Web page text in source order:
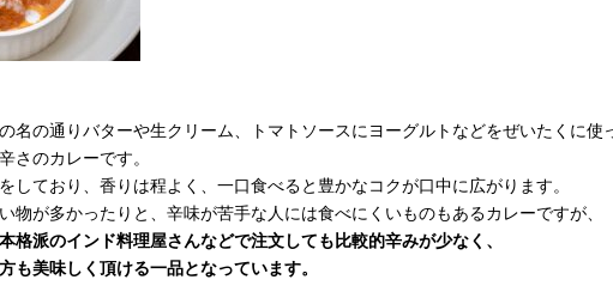
名の通りバターや生クリーム、トマトソースにヨーグルトなどをぜいたくに使
さのカレーです。
しており、香りは程よく、一口食べると豊かなコクが口中に広がります。
物が多かったりと、辛味が苦手な人には食べにくいものもあるカレーですが、
本格派のインド料理屋さんなどで注文しても比較的辛みが少なく、
も美味しく頂ける一品となっています。